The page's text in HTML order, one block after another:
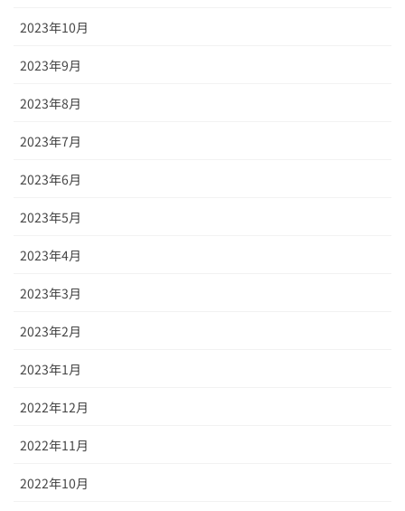
2023年10月
2023年9月
2023年8月
2023年7月
2023年6月
2023年5月
2023年4月
2023年3月
2023年2月
2023年1月
2022年12月
2022年11月
2022年10月